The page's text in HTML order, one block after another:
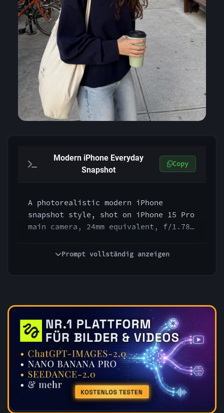
Modern iPhone Everyday
Snapshot
Copy
A photorealistic modern iPhone
snapshot style, shot on iPhone 15 Pro
main camera, 24mm equivalent, f/1.78,
natural handheld framing, slight
authentic casual realism, no studio
polish, no artificial cinematic
lighting.
Prompt vollständig anzeigen